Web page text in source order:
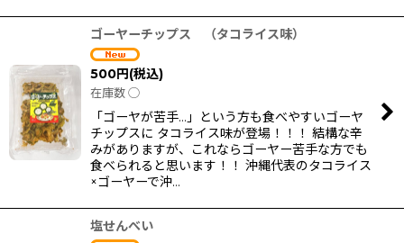
ゴーヤーチップス （タコライス味）
500円(税込)
在庫数 ◯
「ゴーヤが苦手…」という方も食べやすいゴーヤ
チップスに タコライス味が登場！！！ 結構な辛
みがありますが、これならゴーヤー苦手な方でも
食べられると思います！！ 沖縄代表のタコライス
×ゴーヤーで沖…
塩せんべい